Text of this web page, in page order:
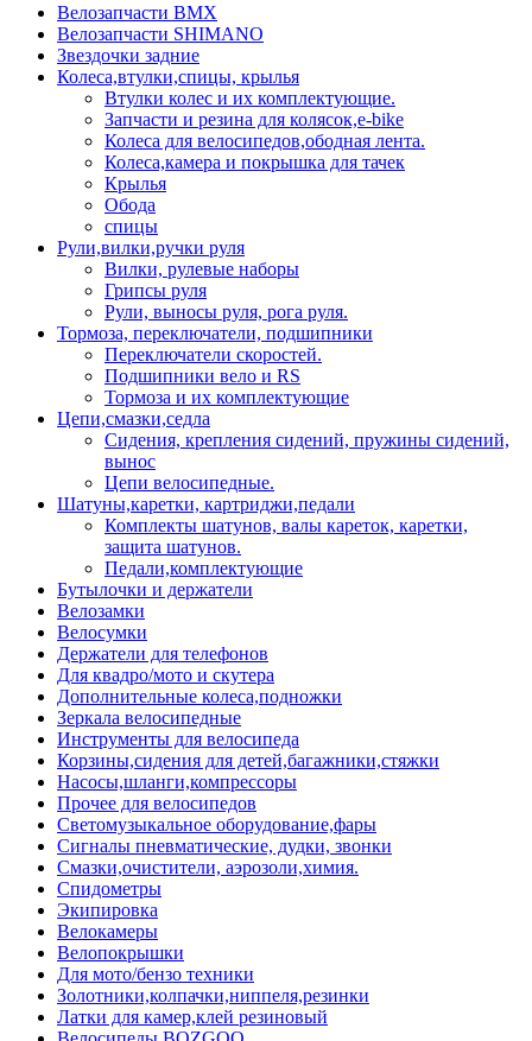
Велозапчасти BMX
Велозапчасти SHIMANO
Звездочки задние
Колеса,втулки,спицы, крылья
Втулки колес и их комплектующие.
Запчасти и резина для колясок,e-bike
Колеса для велосипедов,ободная лента.
Колеса,камера и покрышка для тачек
Крылья
Обода
спицы
Рули,вилки,ручки руля
Вилки, рулевые наборы
Грипсы руля
Рули, выносы руля, рога руля.
Тормоза, переключатели, подшипники
Переключатели скоростей.
Подшипники вело и RS
Тормоза и их комплектующие
Цепи,смазки,седла
Сидения, крепления сидений, пружины сидений,
вынос
Цепи велосипедные.
Шатуны,каретки, картриджи,педали
Комплекты шатунов, валы кареток, каретки,
защита шатунов.
Педали,комплектующие
Бутылочки и держатели
Велозамки
Велосумки
Держатели для телефонов
Для квадро/мото и скутера
Дополнительные колеса,подножки
Зеркала велосипедные
Инструменты для велосипеда
Корзины,сидения для детей,багажники,стяжки
Насосы,шланги,компрессоры
Прочее для велосипедов
Светомузыкальное оборудование,фары
Сигналы пневматические, дудки, звонки
Смазки,очистители, аэрозоли,химия.
Спидометры
Экипировка
Велокамеры
Велопокрышки
Для мото/бензо техники
Золотники,колпачки,ниппеля,резинки
Латки для камер,клей резиновый